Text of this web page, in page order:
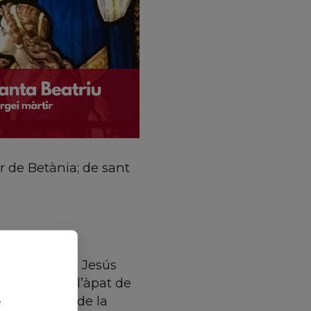
de Betània; de sant
amics de Jesús
a l’àpat de
abans de la